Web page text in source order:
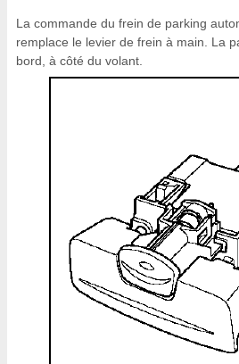
La commande du frein de parking
remplace le levier de frein à main. La
bord, à côté du volant.